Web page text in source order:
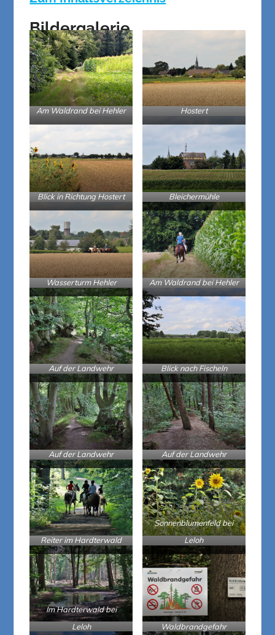
Bildergalerie
Am Waldrand bei Hehler Hostert
Blick in Richtung Hostert Bleichermühle
Wasserturm Hehler Am Waldrand bei Hehler
Auf der Landwehr Blick nach Fischeln
Auf der Landwehr Auf der Landwehr
Reiter im Hardterwald
Sonnenblumenfeld bei
Leloh
Im Hardterwald bei
Leloh
Waldbrandgefahr